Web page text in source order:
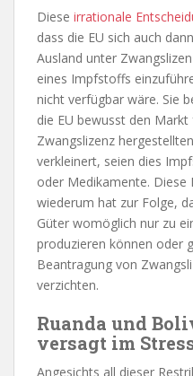
Diese irrationale
dass die EU sich auch
Ausland unter
eines Impfstoffs
nicht verfügbar wäre. Sie
die EU bewusst den
Zwangslizenz
verkleinert, seien dies
oder Medikamente. Diese
wiederum hat zur Folge,
Güter womöglich nur zu
produzieren können oder
Beantragung von
verzichten.
Ruanda und
versagt im
Angesichts all dieser